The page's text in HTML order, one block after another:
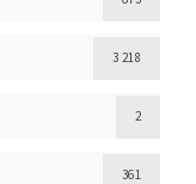
3 218
2
361